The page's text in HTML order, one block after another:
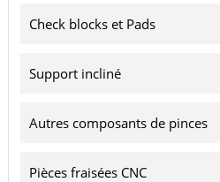
Check blocks et Pads
Support incliné
Autres composants de pinces
Pièces fraisées CNC